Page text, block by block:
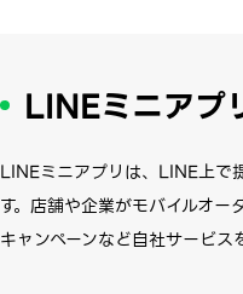
LINEミニアプ
LINEミニアプリは、LINE上で
す。 店舗や企業がモバイルオー
キャンペーンなど自社サービス